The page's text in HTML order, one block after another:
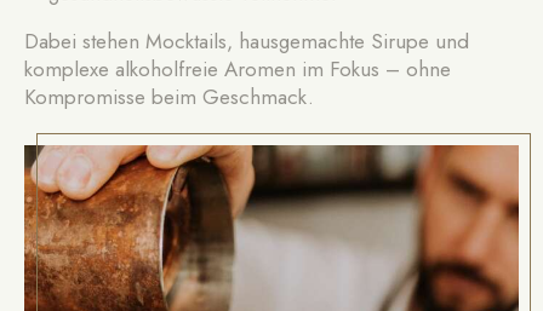
Dabei stehen Mocktails, hausgemachte Sirupe und
komplexe alkoholfreie Aromen im Fokus – ohne
Kompromisse beim Geschmack.